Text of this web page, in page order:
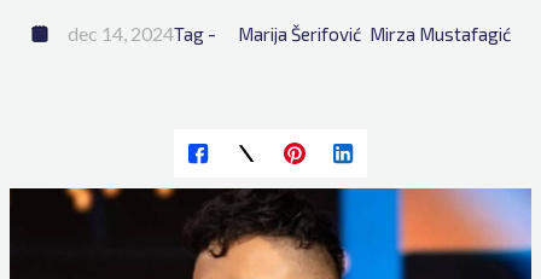
dec 14, 2024Tag - Marija Šerifović Mirza Mustafagić